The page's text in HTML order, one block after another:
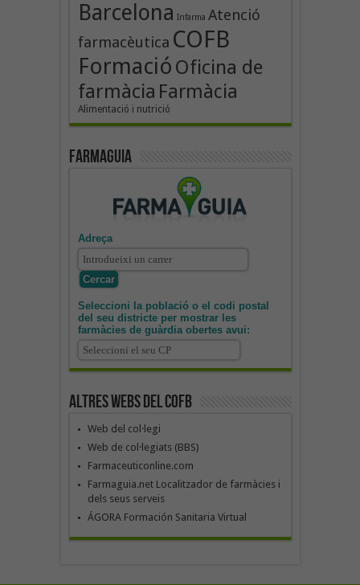
Barcelona Infarma Atenció
farmacèutica COFB
Formació Oficina de
farmàcia Farmàcia
Alimentació i nutrició
Farmaguia
Adreça
Seleccioni la població o el codi postal
del seu districte per mostrar les
farmàcies de guàrdia obertes avui:
Altres webs del COFB
Web del col·legi
Web de col·legiats (BBS)
Farmaceuticonline.com
Farmaguia.net Localitzador de farmàcies i
dels seus serveis
ÁGORA Formación Sanitaria Virtual